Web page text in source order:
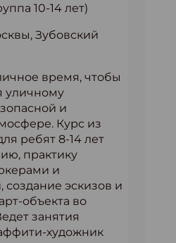
10-14 лет)
Зубовский
время, чтобы
уличному
и
Курс из
ребят 8-14 лет
практику
и
создание эскизов и
объекта во
занятия
художник